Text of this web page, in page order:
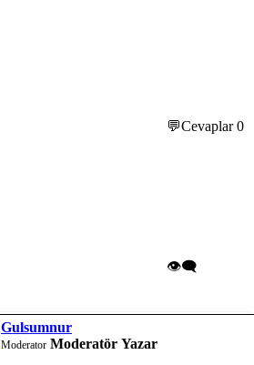
💬Cevaplar0
👁️‍🗨️
Gulsumnur
Moderator Moderatör Yazar